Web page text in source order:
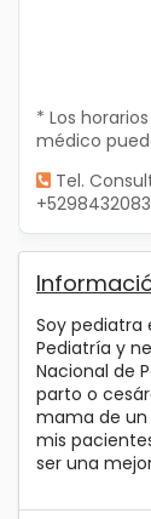
* Los
médico
Tel.
Soy pediatra
Pediatría y
Nacional de
parto o
mama de un
mis
ser una